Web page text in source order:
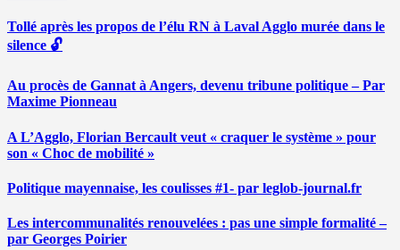
Tollé après les propos de l’élu RN à Laval Agglo murée dans le
silence 🔓
Au procès de Gannat à Angers, devenu tribune politique – Par
Maxime Pionneau
A L’Agglo, Florian Bercault veut « craquer le système » pour
son « Choc de mobilité »
Politique mayennaise, les coulisses #1- par leglob-journal.fr
Les intercommunalités renouvelées : pas une simple formalité –
par Georges Poirier